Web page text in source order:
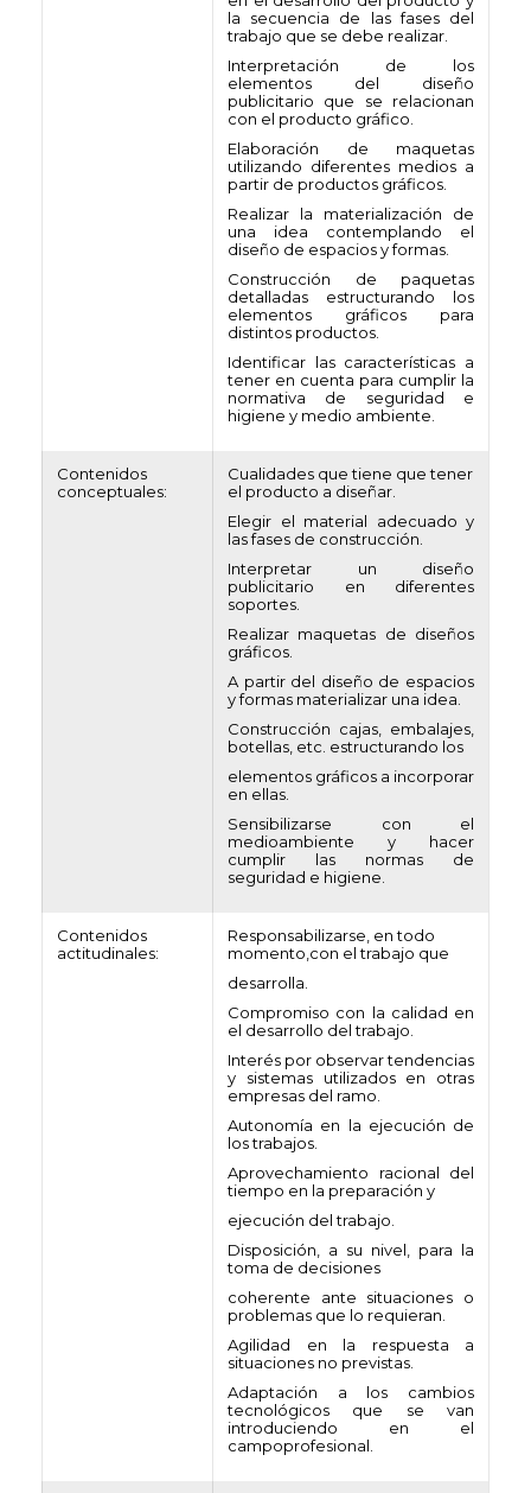
la secuencia de las fases del
trabajo que se debe realizar.
Interpretación de los
elementos del diseño
publicitario que se relacionan
con el producto gráfico.
Elaboración de maquetas
utilizando diferentes medios a
partir de productos gráficos.
Realizar la materialización de
una idea contemplando el
diseño de espacios y formas.
Construcción de paquetas
detalladas estructurando los
elementos gráficos para
distintos productos.
Identificar las características a
tener en cuenta para cumplir la
normativa de seguridad e
higiene y medio ambiente.
Contenidos
conceptuales:
Cualidades que tiene que tener
el producto a diseñar.
Elegir el material adecuado y
las fases de construcción.
Interpretar un diseño
publicitario en diferentes
soportes.
Realizar maquetas de diseños
gráficos.
A partir del diseño de espacios
y formas materializar una idea.
Construcción cajas, embalajes,
botellas, etc. estructurando los
elementos gráficos a incorporar
en ellas.
Sensibilizarse con el
medioambiente y hacer
cumplir las normas de
seguridad e higiene.
Contenidos
actitudinales:
Responsabilizarse, en todo
momento,con el trabajo que
desarrolla.
Compromiso con la calidad en
el desarrollo del trabajo.
Interés por observar tendencias
y sistemas utilizados en otras
empresas del ramo.
Autonomía en la ejecución de
los trabajos.
Aprovechamiento racional del
tiempo en la preparación y
ejecución del trabajo.
Disposición, a su nivel, para la
toma de decisiones
coherente ante situaciones o
problemas que lo requieran.
Agilidad en la respuesta a
situaciones no previstas.
Adaptación a los cambios
tecnológicos que se van
introduciendo en el
campoprofesional.